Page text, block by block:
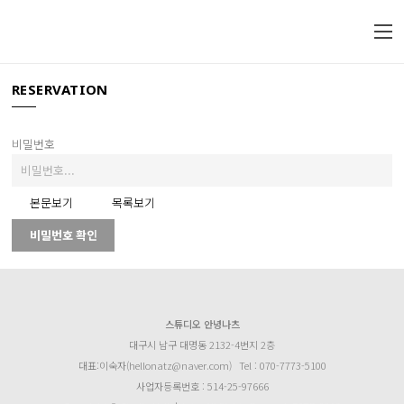
RESERVATION
비밀번호
본문보기
목록보기
비밀번호 확인
스튜디오 안녕나츠
대구시 남구 대명동 2132-4번지 2층
대표:이숙자(hellonatz@naver.com) Tel : 070-7773-5100
사업자등록번호 : 514-25-97666